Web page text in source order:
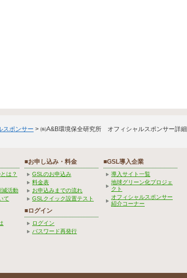
スポンサー > ㈱A&B環境保全研究所 オフィシャルスポンサー詳細
は？
減活動
て
■お申し込み・料金
GSLのお申込み
料金表
お申込みまでの流れ
GSLクイック設置テスト
■ログイン
ログイン
パスワード再発行
■GSL導入企業
導入サイト一覧
地球グリーン化プロジェ
クト
オフィシャルスポンサー
紹介コーナー